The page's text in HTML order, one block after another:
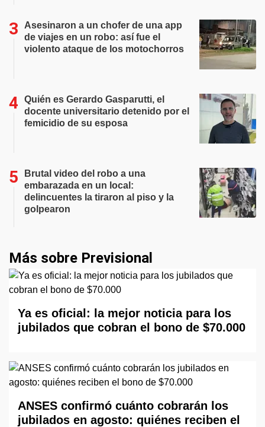
Asesinaron a un chofer de una app
de viajes en un robo: así fue el
violento ataque de los motochorros
Quién es Gerardo Gasparutti, el
docente universitario detenido por el
femicidio de su esposa
Brutal video del robo a una
embarazada en un local:
delincuentes la tiraron al piso y la
golpearon
Más sobre Previsional
Ya es oficial: la mejor noticia para los
jubilados que cobran el bono de $70.000
ANSES confirmó cuánto cobrarán los
jubilados en agosto: quiénes reciben el